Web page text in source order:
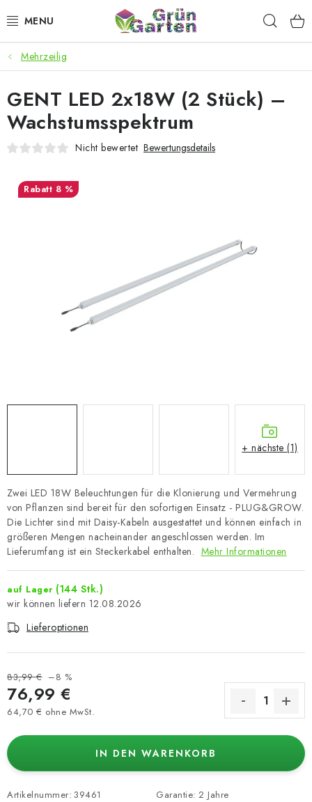
Inhalt
ANGEBOTE
LED PFLANZENLAMPEN
ANBAUBEDARF FÜR DEN HEIMANBAU
Kaufberatung AGB
Datenschutzerklärung
Mehrzeilig
Zwei LED 18W Beleuchtungen für die Klonierung und Vermehrung
von Pflanzen sind bereit für den sofortigen Einsatz - PLUG&GROW.
Die Lichter sind mit Daisy-Kabeln ausgestattet und können einfach in
größeren Mengen nacheinander angeschlossen werden. Im
Lieferumfang ist ein Steckerkabel enthalten. Mehr Informationen
auf Lager (144 Stk.)
12.08.2026
Lieferoptionen
83,99 € –8 %
76,99 €
64,70 € ohne MwSt.
IN DEN WARENKORB
Artikelnummer: 39461
Garantie: 2 Jahre
GENT LED 2x18W (2 Stück) –
Wachstumsspektrum
Nicht bewertet Bewertungsdetails
8 %
+ nächste (1)